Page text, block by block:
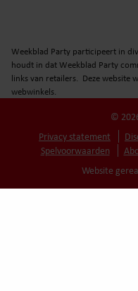
Weekblad Party participeert in
houdt in dat Weekblad Party
links van retailers. Deze website
webwinkels.
©
Privacy statement
Spelvoorwaarden
Website